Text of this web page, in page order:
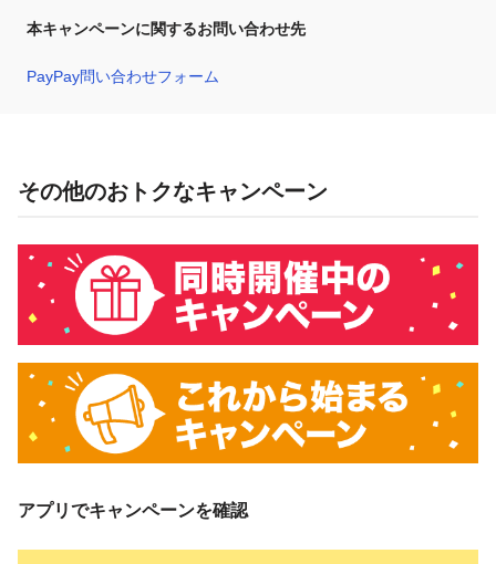
本キャンペーンに関するお問い合わせ先
PayPay問い合わせフォーム
その他のおトクなキャンペーン
アプリでキャンペーンを確認